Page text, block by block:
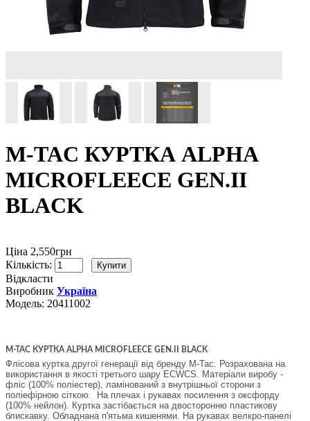
M-TAC КУРТКА ALPHA
MICROFLEECE GEN.II
BLACK
Ціна 2,550грн
Кількість:
Відкласти
Виробник Україна
Модель: 20411002
M-TAC КУРТКА ALPHA MICROFLEECE GEN.II BLACK
Флісова куртка другої генерації від бренду M-Tac. Розрахована на
використання в якості третього шару ECWCS. Матеріали виробу -
фліс (100% поліестер), ламінований з внутрішньої сторони з
поліефірною сіткою. На плечах і рукавах посилення з оксфорду
(100% нейлон). Куртка застібається на двосторонню пластикову
блискавку. Обладнана п'ятьма кишенями. На рукавах велкро-панелі